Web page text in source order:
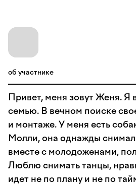
об участнике
Привет, меня зовут Женя. Я
семью. В вечном поиске
и монтаже. У меня есть
Молли, она однажды
вместе с молодоженами,
Люблю снимать танцы,
идет не по плану и не по